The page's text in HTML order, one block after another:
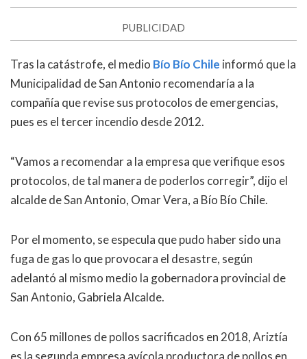
PUBLICIDAD
Tras la catástrofe, el medio Bío Bío Chile informó que la
Municipalidad de San Antonio recomendaría a la
compañía que revise sus protocolos de emergencias,
pues es el tercer incendio desde 2012.
“Vamos a recomendar a la empresa que verifique esos
protocolos, de tal manera de poderlos corregir”, dijo el
alcalde de San Antonio, Omar Vera, a Bío Bío Chile.
Por el momento, se especula que pudo haber sido una
fuga de gas lo que provocara el desastre, según
adelantó al mismo medio la gobernadora provincial de
San Antonio, Gabriela Alcalde.
Con 65 millones de pollos sacrificados en 2018, Ariztía
es la segunda empresa avícola productora de pollos en